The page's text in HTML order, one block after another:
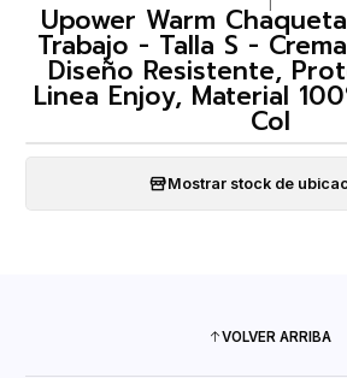
Upower Warm
Trabajo - Talla S -
Diseño Resistente,
Linea Enjoy, Material
Col
Mostrar stock de
VOLVER ARRIBA